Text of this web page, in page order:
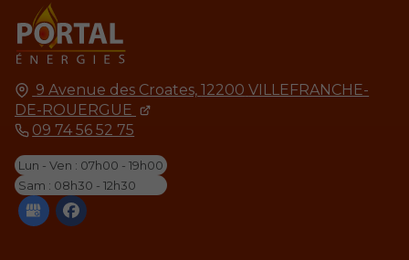
9 Avenue des Croates, 12200 VILLEFRANCHE-
DE-ROUERGUE
09 74 56 52 75
Lun - Ven : 07h00 - 19h00
Sam : 08h30 - 12h30